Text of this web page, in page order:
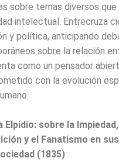
sobre temas diversos que
intelectual. Entrecruza
y política, anticipando
sobre la relación
como un pensador
con la evolución
Elpidio: sobre la
y el Fanatismo en
(1835)